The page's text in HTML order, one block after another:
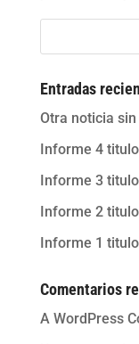
Entradas
Otra noticia
Informe 4
Informe 3
Informe 2
Informe 1
Comentarios
A WordPress